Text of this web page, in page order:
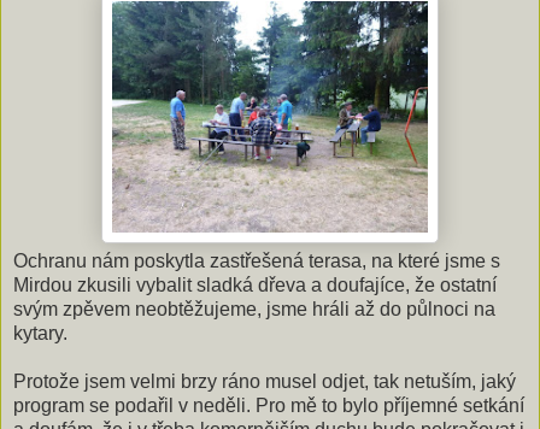
Ochranu nám poskytla zastřešená terasa, na které jsme s
Mirdou zkusili vybalit sladká dřeva a doufajíce, že ostatní
svým zpěvem neobtěžujeme, jsme hráli až do půlnoci na
kytary.
Protože jsem velmi brzy ráno musel odjet, tak netuším, jaký
program se podařil v neděli. Pro mě to bylo příjemné setkání